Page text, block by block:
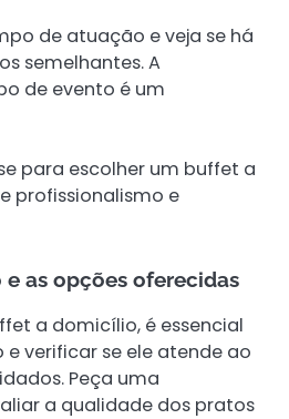
de atuação e veja se há
semelhantes. A
de evento é um
para escolher um buffet a
profissionalismo e
as opções oferecidas
a domicílio, é essencial
verificar se ele atende ao
Peça uma
a qualidade dos pratos